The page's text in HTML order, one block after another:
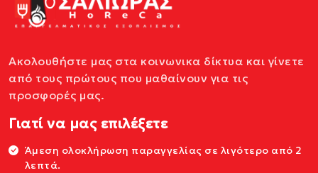
Ακολουθήστε μας στα κοινωνικα δίκτυα και γίνετε
από τους πρώτους που μαθαίνουν για τις
προσφορές μας.
Γιατί να μας επιλέξετε
Άμεση ολοκλήρωση παραγγελίας σε λιγότερο από 2
λεπτά.